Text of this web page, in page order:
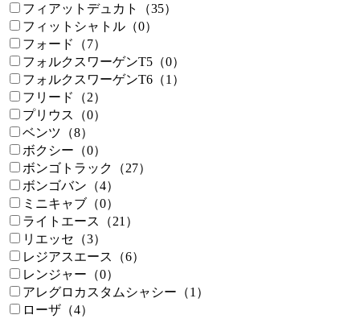
フィアットデュカト（35）
フィットシャトル（0）
フォード（7）
フォルクスワーゲンT5（0）
フォルクスワーゲンT6（1）
フリード（2）
プリウス（0）
ベンツ（8）
ボクシー（0）
ボンゴトラック（27）
ボンゴバン（4）
ミニキャブ（0）
ライトエース（21）
リエッセ（3）
レジアスエース（6）
レンジャー（0）
アレグロカスタムシャシー（1）
ローザ（4）